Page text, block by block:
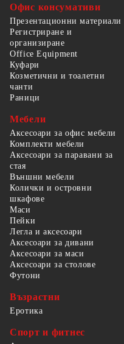
Офис консумативи
Презентационни материали
Регистриране и
организиране
Office Equipment
Куфари
Козметични и тоалетни
чанти
Раници
Мебели
Аксесоари за офис мебели
Комплекти мебели
Аксесоари за паравани за
стая
Външни мебели
Колички и островни
шкафове
Маси
Пейки
Легла и аксесоари
Аксесоари за дивани
Аксесоари за маси
Аксесоари за столове
Футони
Възрастни
Еротика
Спорт и фитнес